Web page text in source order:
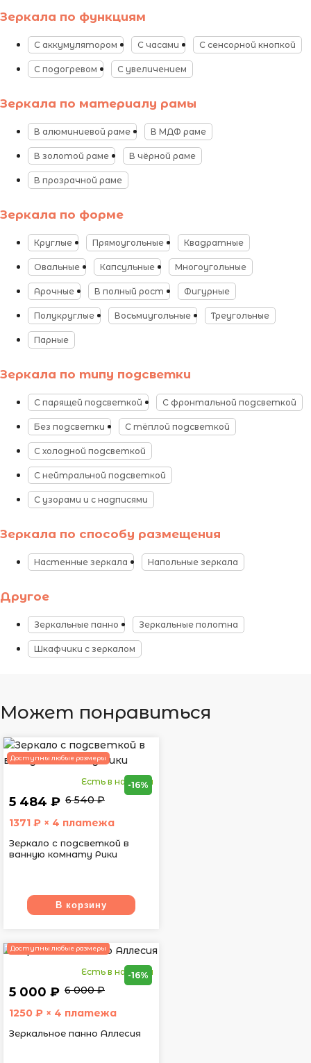
Зеркала по функциям
С аккумулятором С часами С сенсорной кнопкой
С подогревом С увеличением
Зеркала по материалу рамы
В алюминиевой раме В МДФ раме
В золотой раме В чёрной раме
В прозрачной раме
Зеркала по форме
Круглые Прямоугольные Квадратные
Овальные Капсульные Многоугольные
Арочные В полный рост Фигурные
Полукруглые Восьмиугольные Треугольные
Парные
Зеркала по типу подсветки
С парящей подсветкой С фронтальной подсветкой
Без подсветки С тёплой подсветкой
С холодной подсветкой
С нейтральной подсветкой
С узорами и с надписями
Зеркала по способу размещения
Настенные зеркала Напольные зеркала
Другое
Зеркальные панно Зеркальные полотна
Шкафчики с зеркалом
Может понравиться
Доступны любые размеры
Есть в наличии
5 484 ₽ 6 540 ₽
-16%
1371 ₽ × 4 платежа
Зеркало с подсветкой в
ванную комнату Рики
В корзину
Доступны любые размеры
Есть в наличии
5 000 ₽ 6 000 ₽
-16%
1250 ₽ × 4 платежа
Зеркальное панно Аллесия